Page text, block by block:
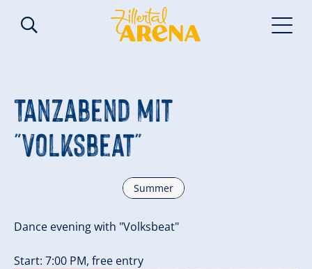
Tanzabend mit
"Volksbeat"
Summer
Dance evening with "Volksbeat"
Start: 7:00 PM, free entry